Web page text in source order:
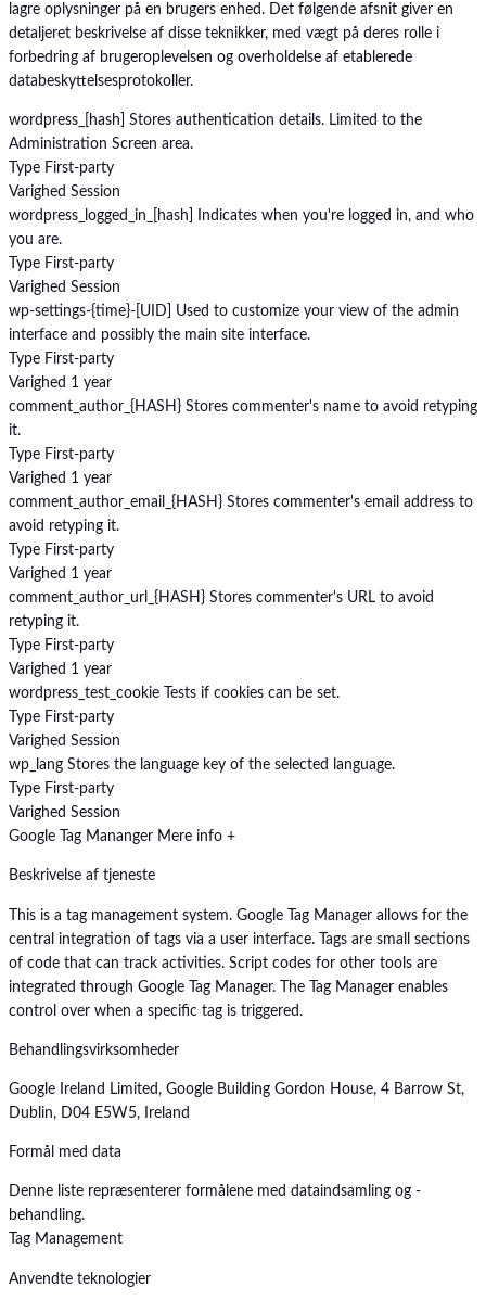
lagre oplysninger på en brugers enhed. Det følgende afsnit giver en
detaljeret beskrivelse af disse teknikker, med vægt på deres rolle i
forbedring af brugeroplevelsen og overholdelse af etablerede
databeskyttelsesprotokoller.
wordpress_[hash]
Stores authentication details. Limited to the
Administration Screen area.
Type First-party
Varighed Session
wordpress_logged_in_[hash]
Indicates when you're logged in, and who
you are.
Type First-party
Varighed Session
wp-settings-{time}-[UID]
Used to customize your view of the admin
interface and possibly the main site interface.
Type First-party
Varighed 1 year
comment_author_{HASH} Stores commenter's name to avoid retyping
it.
Type First-party
Varighed 1 year
comment_author_email_{HASH} Stores commenter's email address to
avoid retyping it.
Type First-party
Varighed 1 year
comment_author_url_{HASH} Stores commenter's URL to avoid
retyping it.
Type First-party
Varighed 1 year
wordpress_test_cookie
Tests if cookies can be set.
Type First-party
Varighed Session
wp_lang Stores the language key of the selected language.
Type First-party
Varighed Session
Google Tag Mananger Mere info +
Beskrivelse af tjeneste
This is a tag management system. Google Tag Manager allows for the
central integration of tags via a user interface. Tags are small sections
of code that can track activities. Script codes for other tools are
integrated through Google Tag Manager. The Tag Manager enables
control over when a specific tag is triggered.
Behandlingsvirksomheder
Google Ireland Limited, Google Building Gordon House, 4 Barrow St,
Dublin, D04 E5W5, Ireland
Formål med data
Denne liste repræsenterer formålene med dataindsamling og -
behandling.
Tag Management
Anvendte teknologier